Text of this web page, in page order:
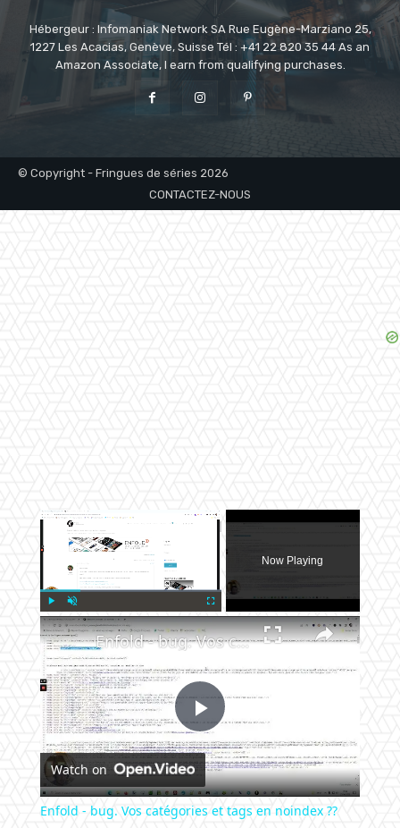
Hébergeur : Infomaniak Network SA Rue Eugène-Marziano 25,
1227 Les Acacias, Genève, Suisse Tél : +41 22 820 35 44 As an
Amazon Associate, I earn from qualifying purchases.
© Copyright - Fringues de séries 2026
CONTACTEZ-NOUS
×
Play Unmute Fullscreen
Now Playing
×
Play
Video
Enfold - bug. Vos catégories et tags en noindex ??
Watch on
Enfold - bug. Vos catégories et tags en noindex ??